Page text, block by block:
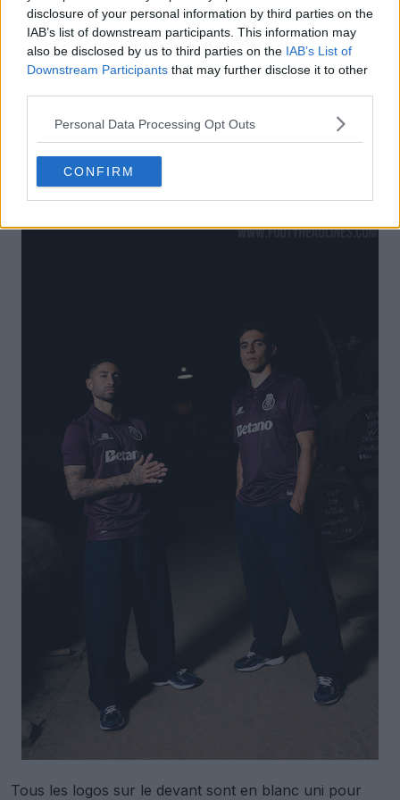
disclosure of your personal information by third parties on the
IAB’s list of downstream participants. This information may
also be disclosed by us to third parties on the IAB’s List of
Downstream Participants that may further disclose it to other
Personal Data Processing Opt Outs
CONFIRM
Tous les logos sur le devant sont en blanc uni pour